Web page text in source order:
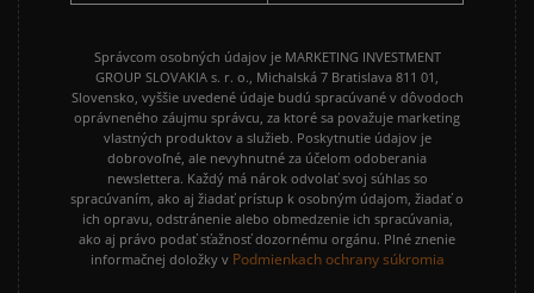
Správcom osobných údajov je MARKETING INVESTMENT
GROUP SLOVAKIA s. r. o., Michalská 7 Bratislava 811 01,
Slovensko, vyššie uvedené údaje budú spracúvané v dôvodoch
oprávneného záujmu správcu, za ktoré sa považuje marketing
vlastných produktov a služieb. Poskytnutie údajov je
dobrovoľné, ale nevyhnutné za účelom odoberania
newslettera. Každý má nárok odvolať svoj súhlas so
spracúvaním, ako aj žiadať prístup k osobným údajom, žiadať o
ich opravu, odstránenie alebo obmedzenie ich spracúvania,
ako aj právo podať sťažnosť dozornému orgánu. Plné znenie
informačnej doložky v Podmienkach ochrany súkromia